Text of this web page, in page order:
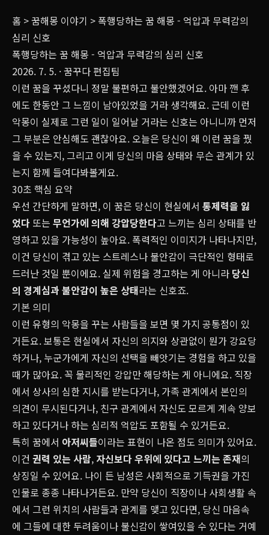
홈 >꿈해몽 이야기 > 폭행당하는 꿈 해몽 - 억압과 무력감의
심리 신호
폭행당하는 꿈 해몽 - 억압과 무력감의 심리 신호
2026. 7. 5. · 꿈꾸다 편집팀
이런 꿈을 꾸셨다니 정말 불편하고 불안했겠어요. 아마 깬 후
에도 한동안 그 느낌이 남아있었을 거라 생각해요. 근데 이런
악몽이 실제로 그런 일이 일어날 거라는 신호는 아니니까 먼저
그 부분은 안심해도 괜찮아요. 오늘은 당신이 왜 이런 꿈을 꿨
을 수 있는지, 그리고 이게 당신의 마음 상태와 무슨 관계가 있
는지 함께 들여다봐볼게요.
30초 핵심 요약
우선 간단하게 말하면, 이 꿈은 당신이 현실에서 통제력을 잃
었다 또는 무언가에 의해 강압당한다고 느끼는 심리 상태를 반
영하고 있을 가능성이 높아요. 폭력적인 이미지가 나타나지만,
이건 당신이 겪고 있는 스트레스나 불안감이 극단적인 형태로
드러난 것일 뿐이에요. 실제 위험을 경고하는 게 아니라 당신
의 경계심과 불안감이 높은 상태라는 신호죠.
기본 의미
이런 유형의 악몽을 꾸는 사람들을 보면 몇 가지 공통점이 있
거든요. 보통은 현실에서 자신의 의지와 상관없이 뭔가 강요당
하거나, 누군가에게 자신의 선택을 빼앗기는 경험을 하고 있을
때가 많아요. 꼭 물리적인 강압만 해당하는 게 아니에요. 직장
에서 상사의 심한 지시를 받는다거나, 가족 관계에서 본인의
의견이 무시된다거나, 친구 관계에서 자신도 모르게 계속 양보
하고 있다거나 하는 심리적 억압도 포함될 수 있거든요.
특히 꿈에서 아저씨들이라는 표현이 나온 점도 의미가 있어요.
이건 권력 있는 사람, 자신보다 우위에 있다고 느끼는 존재의
상징일 수 있어요. 나이 든 남성은 사회적으로 기득권을 가진
인물로 종종 나타나거든요. 만약 당신이 직장이나 사회생활 속
에서 그런 위치의 사람들과 관계를 맺고 있다면, 당신 마음속
에 그들에 대한 두려움이나 불신감이 쌓여있을 수 있다는 거예